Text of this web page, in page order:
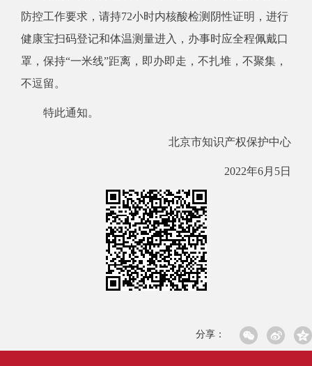
防控工作要求，请持72小时内核酸检测阴性证明，进行
健康宝扫码登记和体温测量进入，办事时应全程佩戴口
罩，保持“一米线”距离，即办即走，不扎堆，不聚集，
不逗留。
特此通知。
北京市知识产权保护中心
2022年6月5日
分享：